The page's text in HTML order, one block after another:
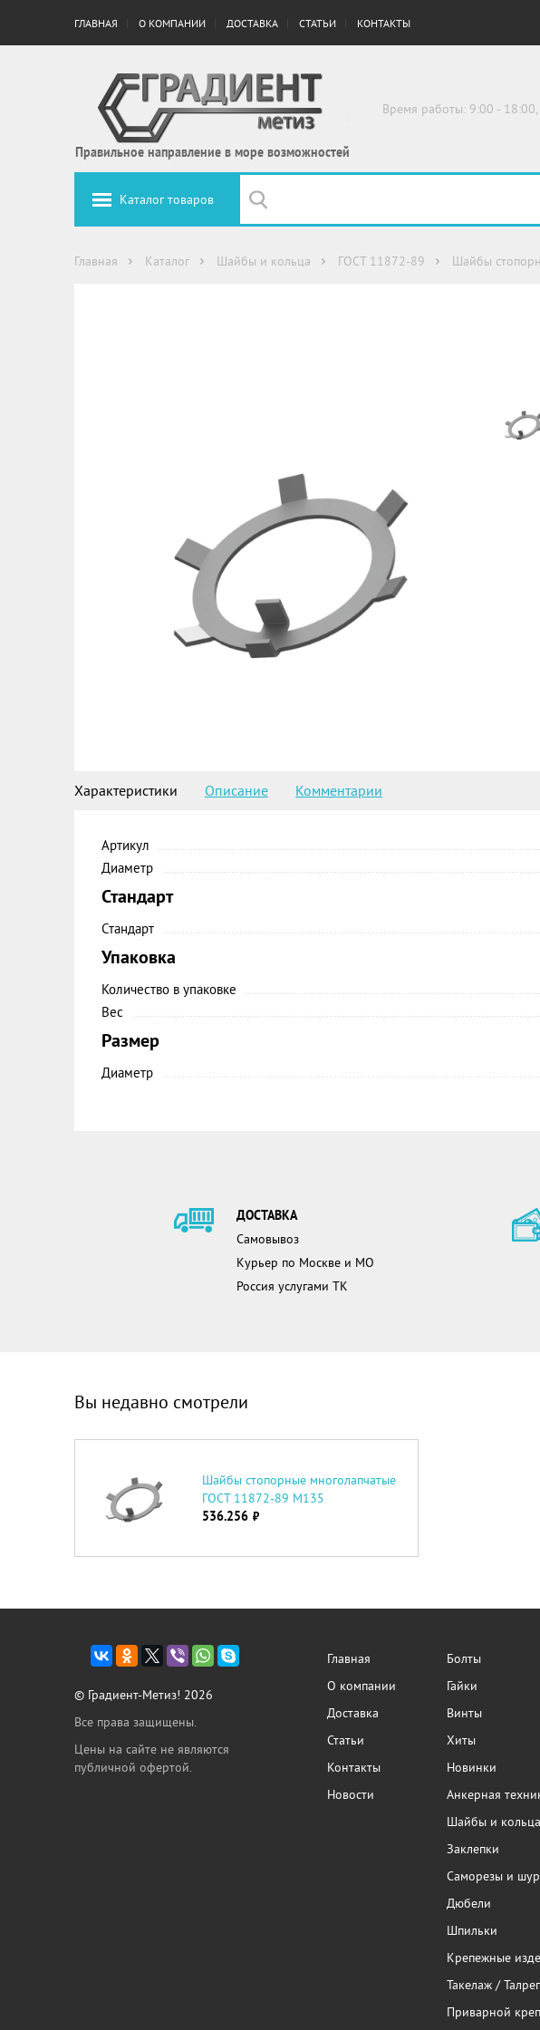
ГЛАВНАЯ О КОМПАНИИ ДОСТАВКА СТАТЬИ КОНТАКТЫ
Правильное направление в море возможностей
Время работы: 9:00 -
Каталог товаров
Главная Каталог Шайбы и кольца ГОСТ 11872-89 Шайбы
Характеристики Описание Комментарии
Артикул
Диаметр
Стандарт
Стандарт
Упаковка
Количество в упаковке
Вес
Размер
Диаметр
ДОСТАВКА
Самовывоз
Курьер по Москве и МО
Россия услугами ТК
Вы недавно смотрели
Шайбы cтопорные многолапчатые
ГОСТ 11872-89 М135
536.256 руб.
© Градиент-Метиз! 2026
Все права защищены.
Цены на сайте не являются
публичной офертой.
Главная
О компании
Доставка
Статьи
Контакты
Новости
Болты
Гайки
Винты
Хиты
Новинки
Анкерная
Шайбы и кольца
Заклепки
Саморезы и
Дюбели
Шпильки
Крепежные
Такелаж /
Приварной